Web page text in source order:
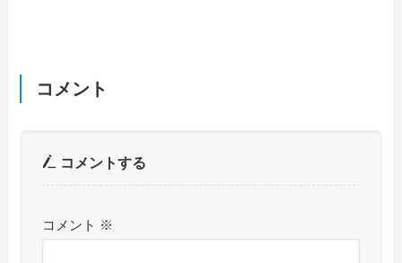
コメント
コメントする
コメント ※